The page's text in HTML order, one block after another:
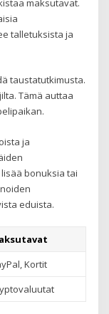
maksutavat.
talletuksista ja
taustatutkimusta.
Tämä auttaa
ja
bonuksia tai
eduista.
Kortit